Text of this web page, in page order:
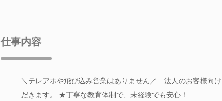
仕事内容
＼テレアポや飛び込み営業はありません／ 法人のお客様向
だきます。 ★丁寧な教育体制で、未経験でも安心！